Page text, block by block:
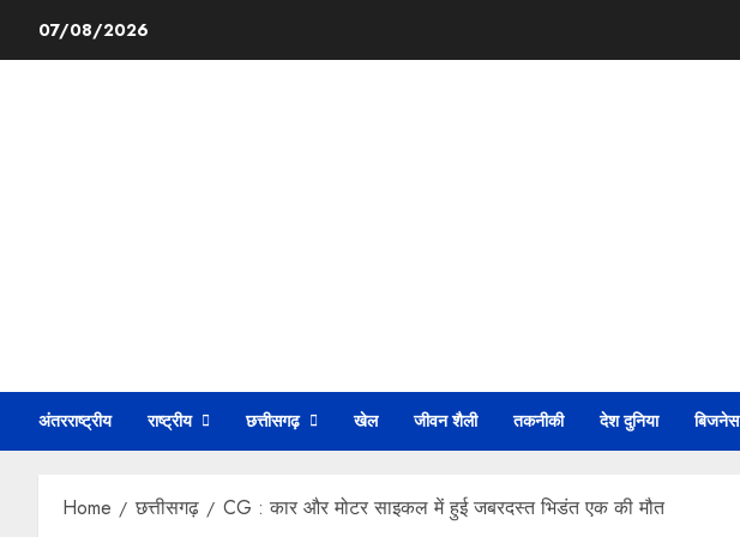
07/08/2026
अंतरराष्ट्रीय राष्ट्रीय छत्तीसगढ़ खेल जीवन शैली तकनीकी देश दुनिया बिजनेस
Home छत्तीसगढ़ CG : कार और मोटर साइकल में हुई जबरदस्त भिडंत एक की मौत